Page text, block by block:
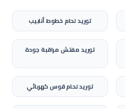
توريدلحام خطوط أنابيب
توريدمفتش مراقبة جودة
توريدلحام قوس كهربائي